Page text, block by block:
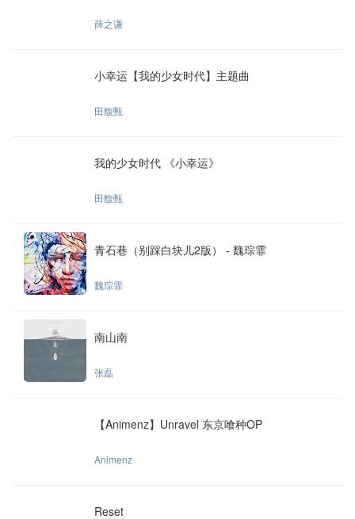
薛之谦
小幸运【我的少女时代】主题曲
田馥甄
我的少女时代 《小幸运》
田馥甄
青石巷（别踩白块儿2版） - 魏琮霏
魏琮霏
南山南
张磊
【Animenz】Unravel 东京喰种OP
Animenz
Reset